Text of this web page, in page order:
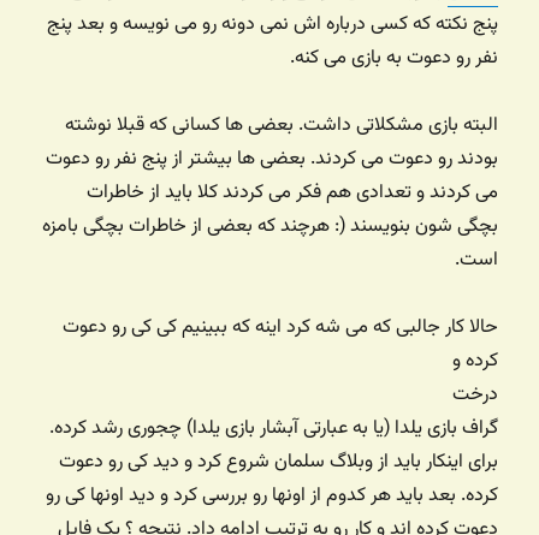
پنج نکته که کسی درباره اش نمی دونه رو می نویسه و بعد پنج
نفر رو دعوت به بازی می کنه.
البته بازی مشکلاتی داشت. بعضی ها کسانی که قبلا نوشته
بودند رو دعوت می کردند. بعضی ها بیشتر از پنج نفر رو دعوت
می کردند و تعدادی هم فکر می کردند کلا باید از خاطرات
بچگی شون بنویسند (: هرچند که بعضی از خاطرات بچگی بامزه
است.
حالا کار جالبی که می شه کرد اینه که ببینیم کی کی رو دعوت
کرده و
درخت
گراف بازی یلدا (یا به عبارتی آبشار بازی یلدا) چجوری رشد کرده.
برای اینکار باید از وبلاگ سلمان شروع کرد و دید کی رو دعوت
کرده. بعد باید هر کدوم از اونها رو بررسی کرد و دید اونها کی رو